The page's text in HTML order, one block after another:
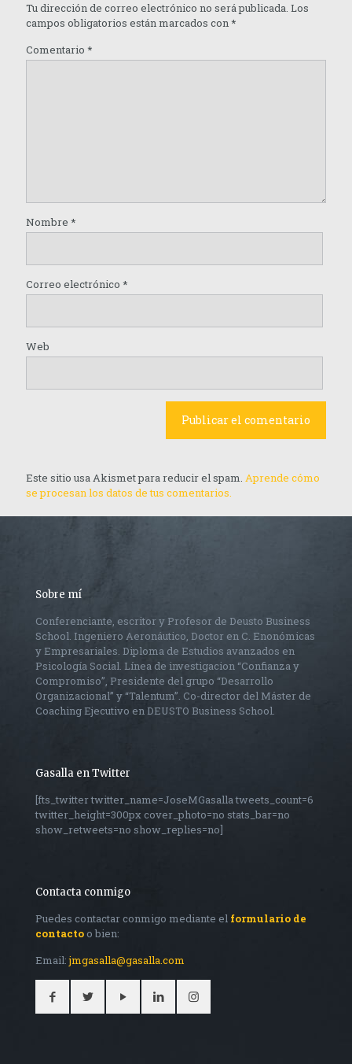
Tu dirección de correo electrónico no será publicada. Los
campos obligatorios están marcados con*
Comentario *
Nombre *
Correo electrónico *
Web
Este sitio usa Akismet para reducir el spam. Aprende cómo
se procesan los datos de tus comentarios.
Sobre mí
Conferenciante, escritor y Profesor de Deusto Business
School. Ingeniero Aeronáutico, Doctor en C. Enonómicas
y Empresariales. Diploma de Estudios avanzados en
Psicología Social. Línea de investigacion “Confianza y
Compromiso”, Presidente del grupo “Desarrollo
Organizacional” y “Talentum”. Co-director del Máster de
Coaching Ejecutivo en DEUSTO Business School.
Gasalla en Twitter
[fts_twitter twitter_name=JoseMGasalla tweets_count=6
twitter_height=300px cover_photo=no stats_bar=no
show_retweets=no show_replies=no]
Contacta conmigo
Puedes contactar conmigo mediante el formulario de
contacto o bien:
Email:jmgasalla@gasalla.com